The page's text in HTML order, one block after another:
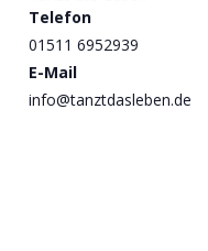
Telefon
01511 6952939
E-Mail
info@tanztdasleben.de